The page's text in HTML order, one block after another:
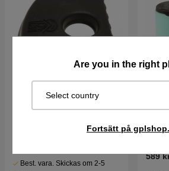
Are you in the right
Select country
Fortsätt på
Best. vara. Skickas om 2-5
589